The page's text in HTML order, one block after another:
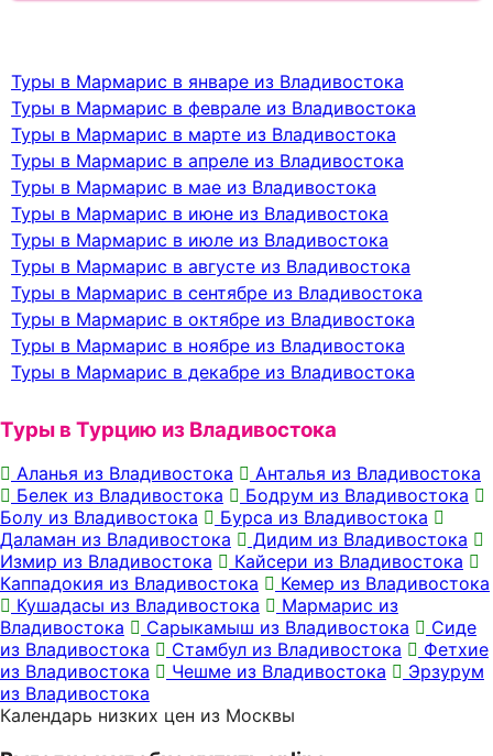
Туры в Мармарис в январе из Владивостока
Туры в Мармарис в феврале из Владивостока
Туры в Мармарис в марте из Владивостока
Туры в Мармарис в апреле из Владивостока
Туры в Мармарис в мае из Владивостока
Туры в Мармарис в июне из Владивостока
Туры в Мармарис в июле из Владивостока
Туры в Мармарис в августе из Владивостока
Туры в Мармарис в сентябре из Владивостока
Туры в Мармарис в октябре из Владивостока
Туры в Мармарис в ноябре из Владивостока
Туры в Мармарис в декабре из Владивостока
Туры в Турцию из Владивостока
Аланья из Владивостока
Анталья из Владивостока
Белек из Владивостока
Бодрум из Владивостока
Болу из Владивостока
Бурса из Владивостока
Даламан из Владивостока
Дидим из Владивостока
Измир из Владивостока
Кайсери из Владивостока
Каппадокия из Владивостока
Кемер из Владивостока
Кушадасы из Владивостока
Мармарис из
Владивостока
Сарыкамыш из Владивостока
Сиде
из Владивостока
Стамбул из Владивостока
Фетхие
из Владивостока
Чешме из Владивостока
Эрзурум
из Владивостока
Календарь низких цен из Москвы